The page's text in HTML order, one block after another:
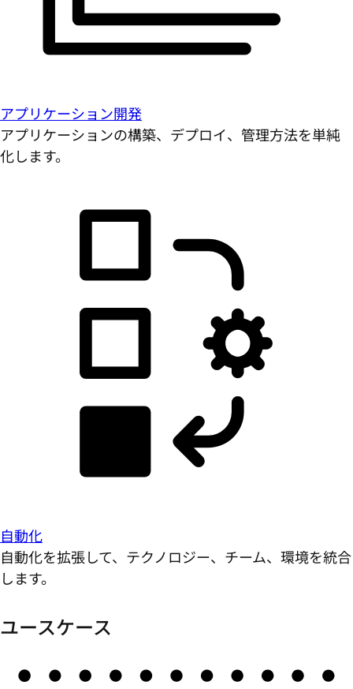
アプリケーション開発
アプリケーションの構築、デプロイ、管理方法を単純
化します。
自動化
自動化を拡張して、テクノロジー、チーム、環境を統合
します。
ユースケース